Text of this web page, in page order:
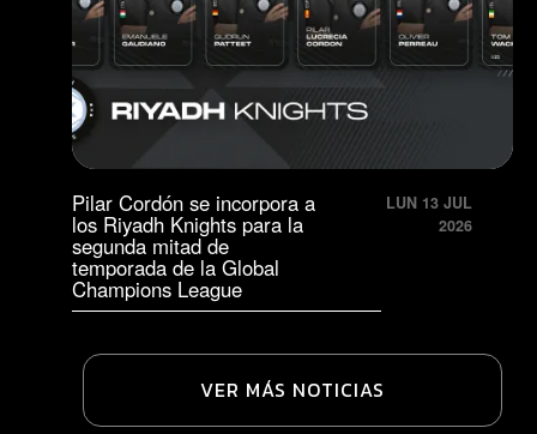
LUN 13 JUL
2026
Pilar Cordón se incorpora a
los Riyadh Knights para la
segunda mitad de
temporada de la Global
Champions League
VER MÁS NOTICIAS